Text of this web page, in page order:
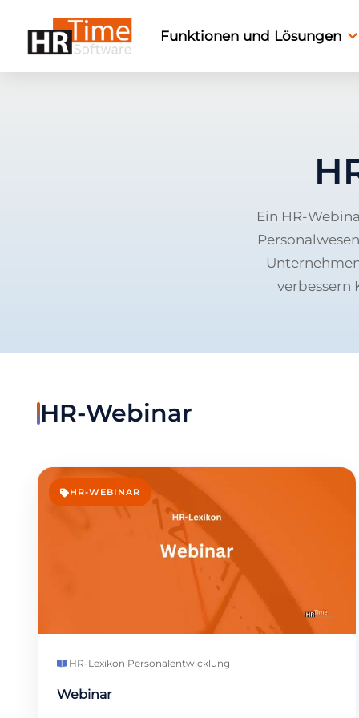
Funktionen und Lösungen
Ein HR-
verbessern
HR-Webinar
HR-WEBINAR
HR-Lexikon·Personalentwicklung
Webinar